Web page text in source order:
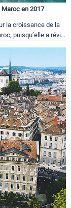
en 2017
la croissance de la
puisqu’elle a révi...